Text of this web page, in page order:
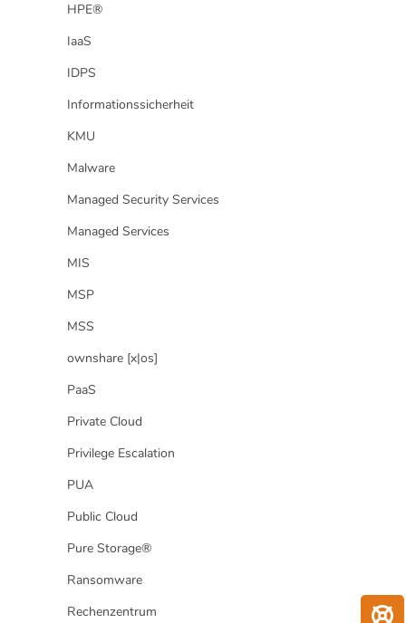
HPE®
IaaS
IDPS
Informationssicherheit
KMU
Malware
Managed Security Services
Managed Services
MIS
MSP
MSS
ownshare [x|os]
PaaS
Private Cloud
Privilege Escalation
PUA
Public Cloud
Pure Storage®
Ransomware
Rechenzentrum